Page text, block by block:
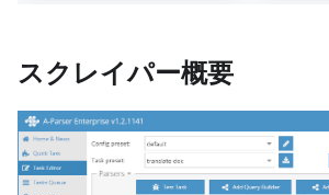
スクレイパー概要